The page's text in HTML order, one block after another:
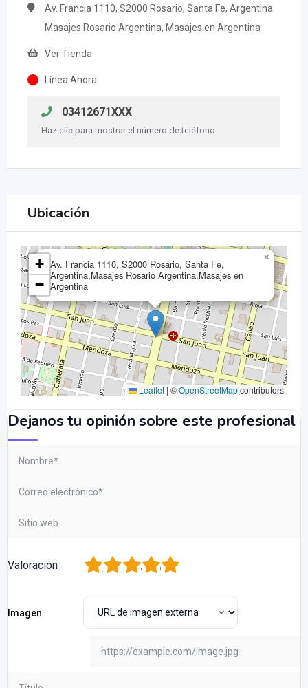
Av. Francia 1110, S2000 Rosario, Santa Fe, Argentina
Masajes Rosario Argentina, Masajes en Argentina
Ver Tienda
Línea Ahora
03412671XXX
Haz clic para mostrar el número de teléfono
Ubicación
Av. Francia 1110, S2000 Rosario, Santa Fe,
Argentina,Masajes Rosario Argentina,Masajes en
Argentina
×
+
−
Leaflet|©OpenStreetMapcontributors
Dejanos tu opinión sobre este profesional
Valoración 5
4
3
2
Imagen